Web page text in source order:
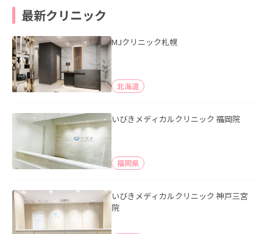
最新クリニック
MJクリニック札幌
北海道
いびきメディカルクリニック 福岡院
福岡県
いびきメディカルクリニック 神戸三宮
院